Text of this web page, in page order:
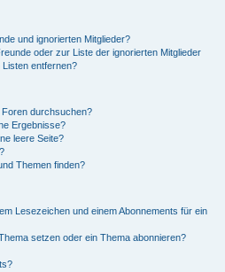
und ignorierten Mitglieder?
oder zur Liste der ignorierten Mitglieder
entfernen?
durchsuchen?
Ergebnisse?
leere Seite?
Themen finden?
Lesezeichen und einem Abonnements für ein
setzen oder ein Thema abonnieren?